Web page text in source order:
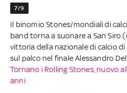
7/9
Il binomio Stones/mondiali di
band torna a suonare a San
vittoria della nazionale di calcio
sul palco nel finale Alessandro
Tornano i Rolling Stones, nuovo
anni